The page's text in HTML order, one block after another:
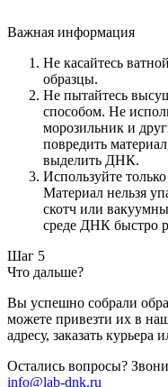
Важная информация
Не касайтесь
образцы.
Не пытайтесь
способом. Не
морозильник и
повредить
выделить ДНК.
Используйте
Материал нельзя
скотч или
среде ДНК быстро
Шаг 5
Что дальше?
Вы успешно собрали
можете привезти их в
адресу, заказать
Остались вопросы?
info@lab-dnk.ru